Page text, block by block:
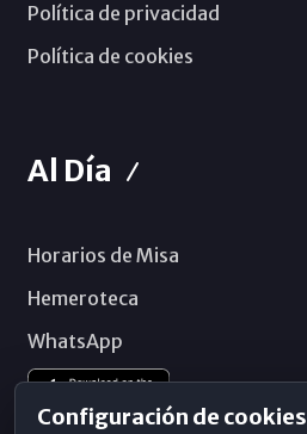
Política de privacidad
Política de cookies
Al Día
Horarios de Misa
Hemeroteca
WhatsApp
Configuración de cookies